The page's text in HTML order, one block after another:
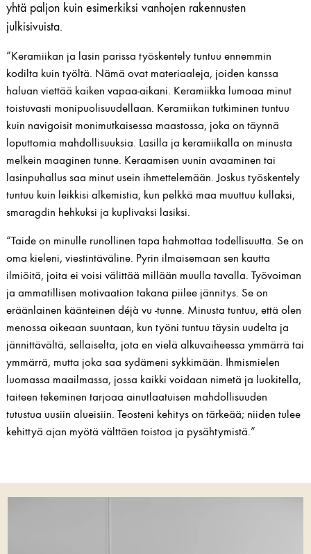
yhtä paljon kuin esimerkiksi vanhojen rakennusten
julkisivuista.
”Keramiikan ja lasin parissa työskentely tuntuu ennemmin
kodilta kuin työltä. Nämä ovat materiaaleja, joiden kanssa
haluan viettää kaiken vapaa-aikani. Keramiikka lumoaa minut
toistuvasti monipuolisuudellaan. Keramiikan tutkiminen tuntuu
kuin navigoisit monimutkaisessa maastossa, joka on täynnä
loputtomia mahdollisuuksia. Lasilla ja keramiikalla on minusta
melkein maaginen tunne. Keraamisen uunin avaaminen tai
lasinpuhallus saa minut usein ihmettelemään. Joskus työskentely
tuntuu kuin leikkisi alkemistia, kun pelkkä maa muuttuu kullaksi,
smaragdin hehkuksi ja kuplivaksi lasiksi.
“Taide on minulle runollinen tapa hahmottaa todellisuutta. Se on
oma kieleni, viestintäväline. Pyrin ilmaisemaan sen kautta
ilmiöitä, joita ei voisi välittää millään muulla tavalla. Työvoiman
ja ammatillisen motivaation takana piilee jännitys. Se on
eräänlainen käänteinen déjà vu -tunne. Minusta tuntuu, että olen
menossa oikeaan suuntaan, kun työni tuntuu täysin uudelta ja
jännittävältä, sellaiselta, jota en vielä alkuvaiheessa ymmärrä tai
ymmärrä, mutta joka saa sydämeni sykkimään. Ihmismielen
luomassa maailmassa, jossa kaikki voidaan nimetä ja luokitella,
taiteen tekeminen tarjoaa ainutlaatuisen mahdollisuuden
tutustua uusiin alueisiin. Teosteni kehitys on tärkeää; niiden tulee
kehittyä ajan myötä välttäen toistoa ja pysähtymistä.”